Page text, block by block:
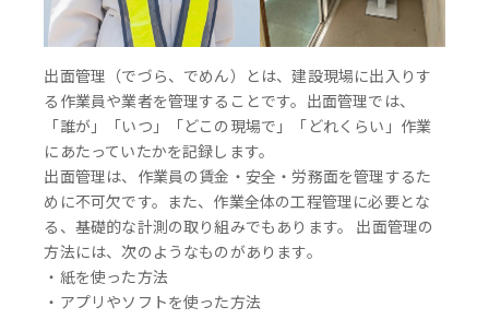
出面管理（でづら、でめん）とは、建設現場に出入りす
る作業員や業者を管理することです。出面管理では、
「誰が」「いつ」「どこの現場で」「どれくらい」作業
にあたっていたかを記録します。
出面管理は、作業員の賃金・安全・労務面を管理するた
めに不可欠です。また、作業全体の工程管理に必要とな
る、基礎的な計測の取り組みでもあります。 出面管理の
方法には、次のようなものがあります。
・紙を使った方法
・アプリやソフトを使った方法